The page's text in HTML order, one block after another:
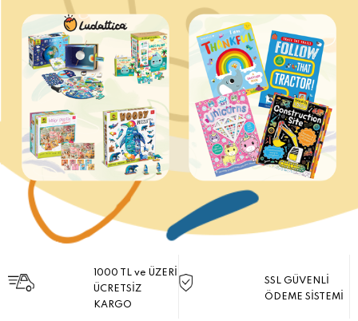
1000 TL ve ÜZERİ
ÜCRETSİZ
KARGO
SSL GÜVENLİ
ÖDEME SİSTEMİ